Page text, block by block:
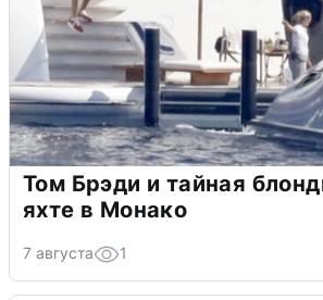
Том Брэди и тайная
яхте в Монако
7 августа 1